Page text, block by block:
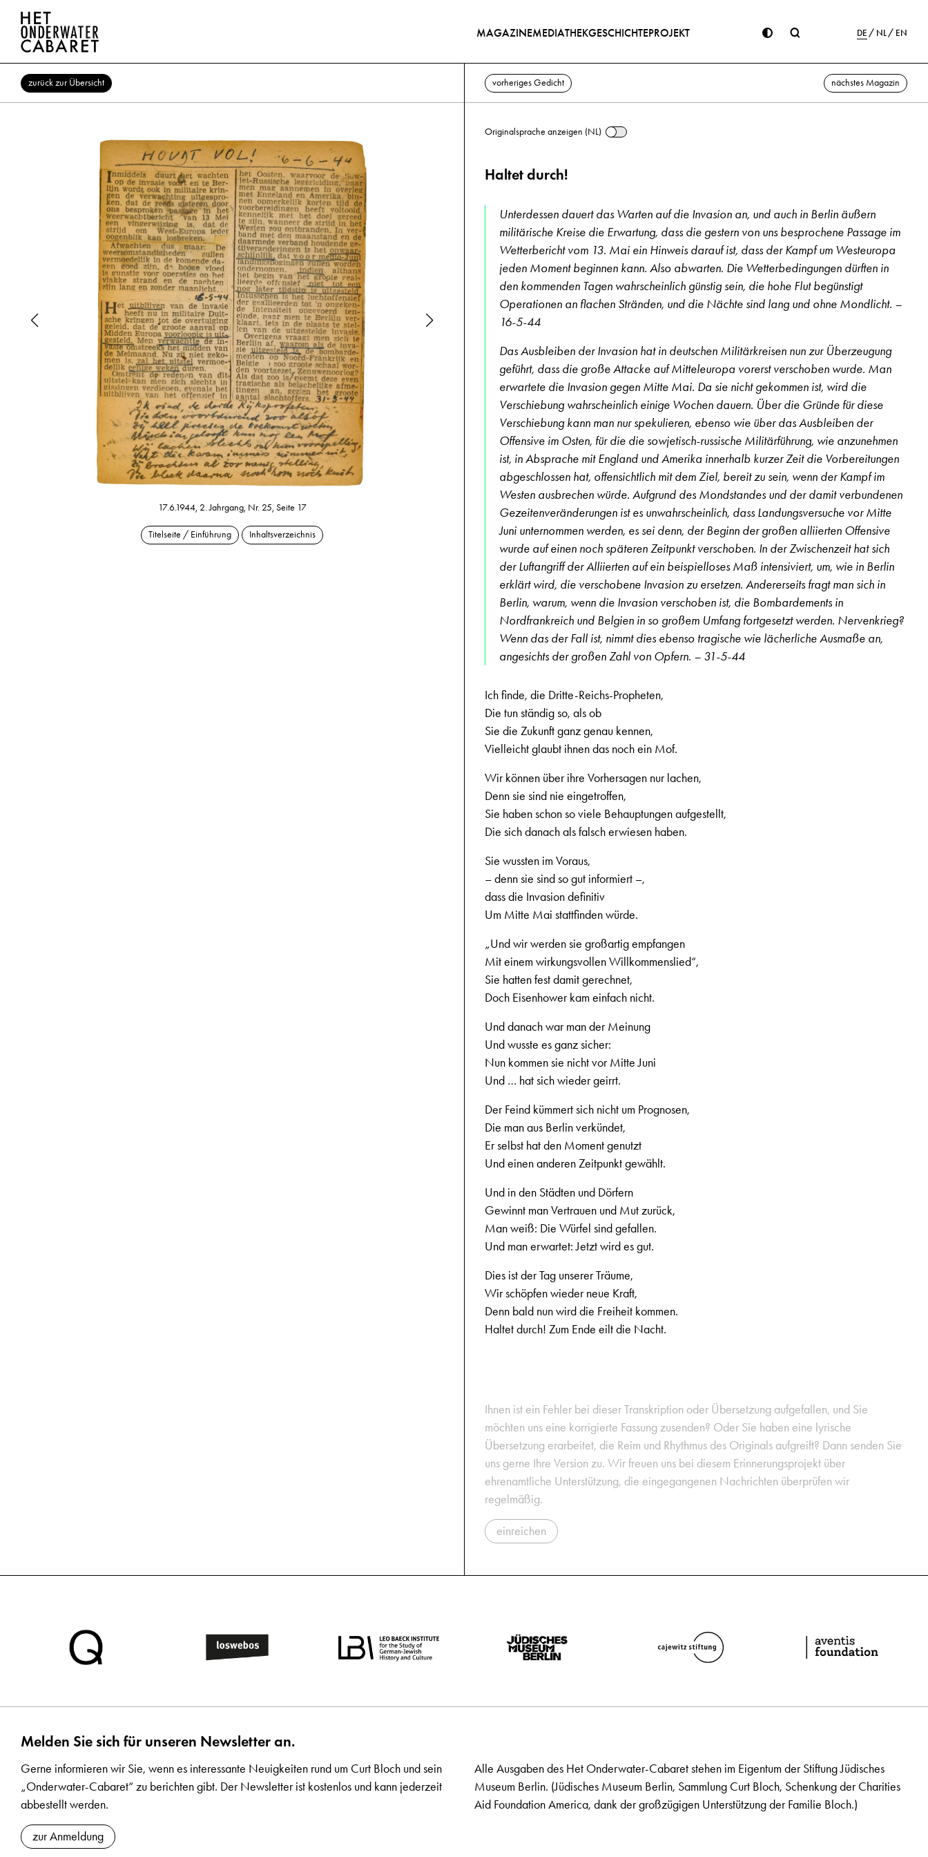
MAGAZINEMEDIATHEKGESCHICHTEPROJEKT DE NL EN
zurück zur Übersicht
17.6.1944, 2. Jahrgang, Nr. 25, Seite 17 17.6.1944, 2. Jahrgang, Nr. 25, Seite 18
Titelseite / Einführung Inhaltsverzeichnis
vorheriges Gedicht nächstes Magazin
Originalsprache anzeigen (NL)
Haltet durch!
Unterdessen dauert das Warten auf die Invasion an, und auch in Berlin äußern
militärische Kreise die Erwartung, dass die gestern von uns besprochene Passage im
Wetterbericht vom 13. Mai ein Hinweis darauf ist, dass der Kampf um Westeuropa
jeden Moment beginnen kann. Also abwarten. Die Wetterbedingungen dürften in
den kommenden Tagen wahrscheinlich günstig sein, die hohe Flut begünstigt
Operationen an flachen Stränden, und die Nächte sind lang und ohne Mondlicht. –
16-5-44
Das Ausbleiben der Invasion hat in deutschen Militärkreisen nun zur Überzeugung
geführt, dass die große Attacke auf Mitteleuropa vorerst verschoben wurde. Man
erwartete die Invasion gegen Mitte Mai. Da sie nicht gekommen ist, wird die
Verschiebung wahrscheinlich einige Wochen dauern. Über die Gründe für diese
Verschiebung kann man nur spekulieren, ebenso wie über das Ausbleiben der
Offensive im Osten, für die die sowjetisch-russische Militärführung, wie anzunehmen
ist, in Absprache mit England und Amerika innerhalb kurzer Zeit die Vorbereitungen
abgeschlossen hat, offensichtlich mit dem Ziel, bereit zu sein, wenn der Kampf im
Westen ausbrechen würde. Aufgrund des Mondstandes und der damit verbundenen
Gezeitenveränderungen ist es unwahrscheinlich, dass Landungsversuche vor Mitte
Juni unternommen werden, es sei denn, der Beginn der großen alliierten Offensive
wurde auf einen noch späteren Zeitpunkt verschoben. In der Zwischenzeit hat sich
der Luftangriff der Alliierten auf ein beispielloses Maß intensiviert, um, wie in Berlin
erklärt wird, die verschobene Invasion zu ersetzen. Andererseits fragt man sich in
Berlin, warum, wenn die Invasion verschoben ist, die Bombardements in
Nordfrankreich und Belgien in so großem Umfang fortgesetzt werden. Nervenkrieg?
Wenn das der Fall ist, nimmt dies ebenso tragische wie lächerliche Ausmaße an,
angesichts der großen Zahl von Opfern. – 31-5-44
Ich finde, die Dritte-Reichs-Propheten,
Die tun ständig so, als ob
Sie die Zukunft ganz genau kennen,
Vielleicht glaubt ihnen das noch ein Mof.
Wir können über ihre Vorhersagen nur lachen,
Denn sie sind nie eingetroffen,
Sie haben schon so viele Behauptungen aufgestellt,
Die sich danach als falsch erwiesen haben.
Sie wussten im Voraus,
– denn sie sind so gut informiert –,
dass die Invasion definitiv
Um Mitte Mai stattfinden würde.
„Und wir werden sie großartig empfangen
Mit einem wirkungsvollen Willkommenslied“,
Sie hatten fest damit gerechnet,
Doch Eisenhower kam einfach nicht.
Und danach war man der Meinung
Und wusste es ganz sicher:
Nun kommen sie nicht vor Mitte Juni
Und … hat sich wieder geirrt.
Der Feind kümmert sich nicht um Prognosen,
Die man aus Berlin verkündet,
Er selbst hat den Moment genutzt
Und einen anderen Zeitpunkt gewählt.
Und in den Städten und Dörfern
Gewinnt man Vertrauen und Mut zurück,
Man weiß: Die Würfel sind gefallen.
Und man erwartet: Jetzt wird es gut.
Dies ist der Tag unserer Träume,
Wir schöpfen wieder neue Kraft,
Denn bald nun wird die Freiheit kommen.
Haltet durch! Zum Ende eilt die Nacht.
Ihnen ist ein Fehler bei dieser Transkription oder Übersetzung aufgefallen, und Sie
möchten uns eine korrigierte Fassung zusenden? Oder Sie haben eine lyrische
Übersetzung erarbeitet, die Reim und Rhythmus des Originals aufgreift? Dann senden Sie
uns gerne Ihre Version zu. Wir freuen uns bei diesem Erinnerungsprojekt über
ehrenamtliche Unterstützung, die eingegangenen Nachrichten überprüfen wir
regelmäßig.
einreichen
Melden Sie sich für unseren Newsletter an.
Gerne informieren wir Sie, wenn es interessante Neuigkeiten rund um Curt Bloch und sein
„Onderwater-Cabaret“ zu berichten gibt. Der Newsletter ist kostenlos und kann jederzeit
abbestellt werden.
zur Anmeldung
Alle Ausgaben des Het Onderwater-Cabaret stehen im Eigentum der Stiftung Jüdisches
Museum Berlin. (Jüdisches Museum Berlin, Sammlung Curt Bloch, Schenkung der Charities
Aid Foundation America, dank der großzügigen Unterstützung der Familie Bloch.)